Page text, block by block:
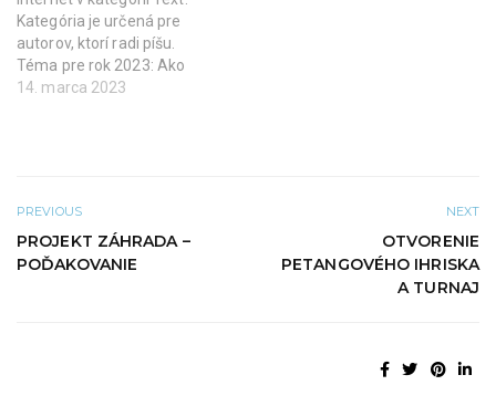
o
v
o
m
o
k
n
o
k
e
)
Kategória je určená pre
autorov, ktorí radi píšu.
Téma pre rok 2023: Ako
prežijem túto dobu? Erika
nájdem, sadnem si za stôl
a rozmýšľam…
14. marca 2023
PREVIOUS
PROJEKT ZÁHRADA –
POĎAKOVANIE
NEXT
OTVORENIE
PETANGOVÉHO IHRISKA
A TURNAJ